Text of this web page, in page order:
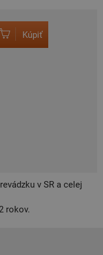
Kúpiť
v SR a celej
rokov.